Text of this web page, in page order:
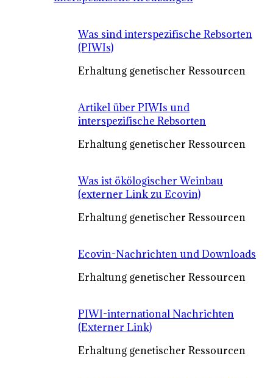
Was sind interspezifische Rebsorten
(PIWIs)
Erhaltung genetischer Ressourcen
Artikel über PIWIs und
interspezifische Rebsorten
Erhaltung genetischer Ressourcen
Was ist ökölogischer Weinbau
(externer Link zu Ecovin)
Erhaltung genetischer Ressourcen
Ecovin-Nachrichten und Downloads
Erhaltung genetischer Ressourcen
PIWI-international Nachrichten
(Externer Link)
Erhaltung genetischer Ressourcen